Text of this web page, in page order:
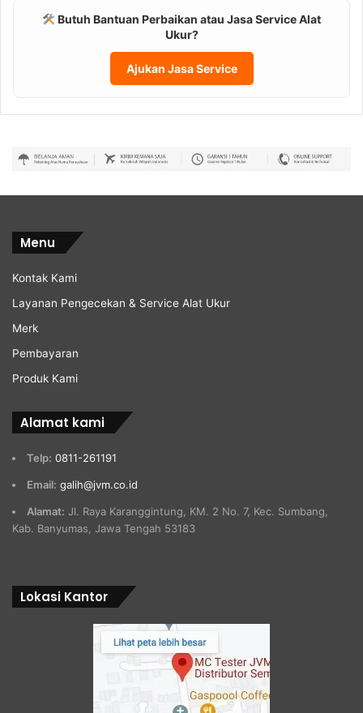
Butuh Bantuan Perbaikan atau Jasa Service Alat
Ukur?
Ajukan Jasa Service
Menu
Kontak Kami
Layanan Pengecekan & Service Alat Ukur
Merk
Pembayaran
Produk Kami
Alamat kami
Telp: 0811-261191
Email: galih@jvm.co.id
Alamat: Jl. Raya Karanggintung, KM. 2 No. 7, Kec. Sumbang,
Kab. Banyumas, Jawa Tengah 53183
Lokasi Kantor